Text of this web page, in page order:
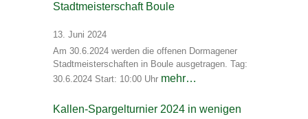
Stadtmeisterschaft Boule
13. Juni 2024
Am 30.6.2024 werden die offenen Dormagener
Stadtmeisterschaften in Boule ausgetragen. Tag:
30.6.2024 Start: 10:00 Uhr mehr…
Kallen-Spargelturnier 2024 in wenigen